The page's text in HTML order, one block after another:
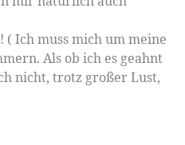
( Ich muss mich um meine
Als ob ich es geahnt
nicht, trotz großer Lust,